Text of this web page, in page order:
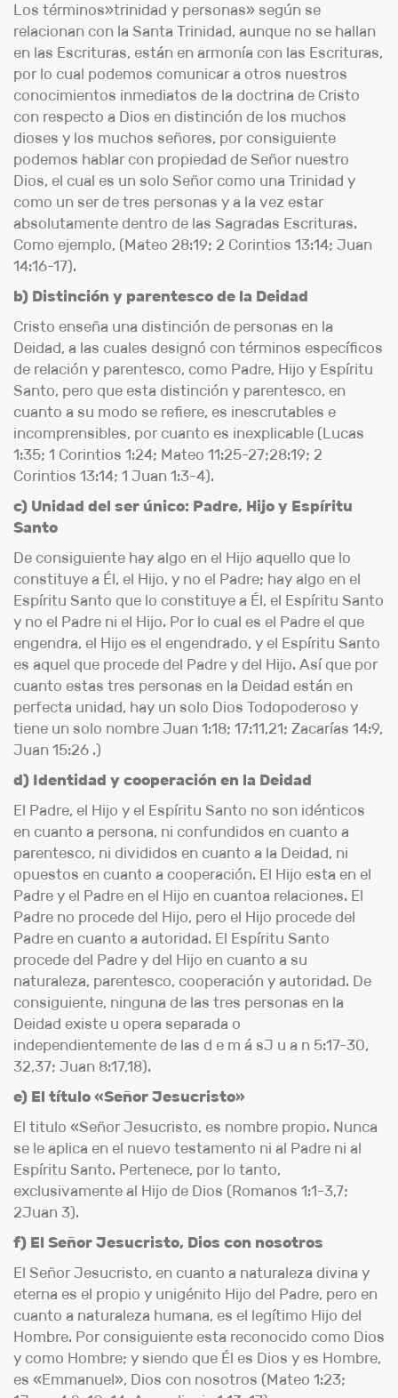
Los términos»trinidad y personas» según se
relacionan con la Santa Trinidad, aunque no se hallan
en las Escrituras, están en armonía con las Escrituras,
por lo cual podemos comunicar a otros nuestros
conocimientos inmediatos de la doctrina de Cristo
con respecto a Dios en distinción de los muchos
dioses y los muchos señores, por consiguiente
podemos hablar con propiedad de Señor nuestro
Dios, el cual es un solo Señor como una Trinidad y
como un ser de tres personas y a la vez estar
absolutamente dentro de las Sagradas Escrituras.
Como ejemplo, (Mateo 28:19; 2 Corintios 13:14; Juan
14:16-17).
b) Distinción y parentesco de la Deidad
Cristo enseña una distinción de personas en la
Deidad, a las cuales designó con términos específicos
de relación y parentesco, como Padre, Hijo y Espíritu
Santo, pero que esta distinción y parentesco, en
cuanto a su modo se refiere, es inescrutables e
incomprensibles, por cuanto es inexplicable (Lucas
1:35; 1 Corintios 1:24; Mateo 11:25-27;28:19; 2
Corintios 13:14; 1 Juan 1:3-4).
c) Unidad del ser único: Padre, Hijo y Espíritu
Santo
De consiguiente hay algo en el Hijo aquello que lo
constituye a Él, el Hijo, y no el Padre; hay algo en el
Espíritu Santo que lo constituye a Él, el Espíritu Santo
y no el Padre ni el Hijo. Por lo cual es el Padre el que
engendra, el Hijo es el engendrado, y el Espíritu Santo
es aquel que procede del Padre y del Hijo. Así que por
cuanto estas tres personas en la Deidad están en
perfecta unidad, hay un solo Dios Todopoderoso y
tiene un solo nombre Juan 1:18; 17:11,21; Zacarías 14:9,
Juan 15:26 .)
d) Identidad y cooperación en la Deidad
El Padre, el Hijo y el Espíritu Santo no son idénticos
en cuanto a persona, ni confundidos en cuanto a
parentesco, ni divididos en cuanto a la Deidad, ni
opuestos en cuanto a cooperación. El Hijo esta en el
Padre y el Padre en el Hijo en cuantoa relaciones. El
Padre no procede del Hijo, pero el Hijo procede del
Padre en cuanto a autoridad. El Espíritu Santo
procede del Padre y del Hijo en cuanto a su
naturaleza, parentesco, cooperación y autoridad. De
consiguiente, ninguna de las tres personas en la
Deidad existe u opera separada o
independientemente de las d e m á sJ u a n 5:17-30,
32,37; Juan 8:17,18).
e) El título «Señor Jesucristo»
El titulo «Señor Jesucristo, es nombre propio. Nunca
se le aplica en el nuevo testamento ni al Padre ni al
Espíritu Santo. Pertenece, por lo tanto,
exclusivamente al Hijo de Dios (Romanos 1:1-3,7;
2Juan 3).
f) El Señor Jesucristo, Dios con nosotros
El Señor Jesucristo, en cuanto a naturaleza divina y
eterna es el propio y unigénito Hijo del Padre, pero en
cuanto a naturaleza humana, es el legítimo Hijo del
Hombre. Por consiguiente esta reconocido como Dios
y como Hombre; y siendo que Él es Dios y es Hombre,
es «Emmanuel», Dios con nosotros (Mateo 1:23;